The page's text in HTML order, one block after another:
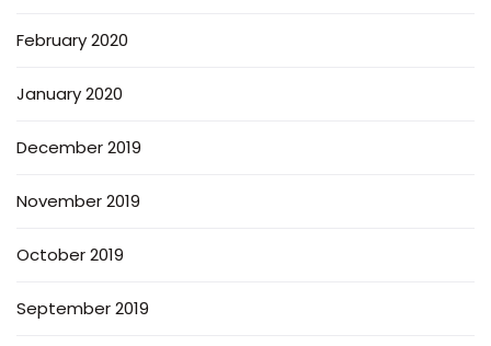
February 2020
January 2020
December 2019
November 2019
October 2019
September 2019